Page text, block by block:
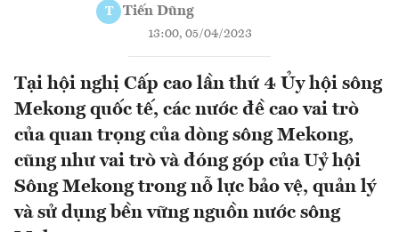
T Tiến Dũng
13:00, 05/04/2023
Tại hội nghị Cấp cao lần thứ 4 Ủy hội sông
Mekong quốc tế, các nước đề cao vai trò
của quan trọng của dòng sông Mekong,
cũng như vai trò và đóng góp của Uỷ hội
Sông Mekong trong nỗ lực bảo vệ, quản lý
và sử dụng bền vững nguồn nước sông